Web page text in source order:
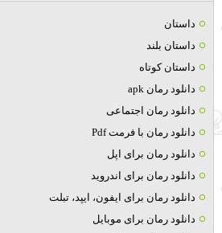
داستان
داستان بلند
داستان کوتاه
دانلود رمان apk
دانلود رمان اجتماعی
دانلود رمان با فرمت Pdf
دانلود رمان برای اپل
دانلود رمان برای اندروید
دانلود رمان برای ایفون، ایپد، تبلت
دانلود رمان برای موبایل